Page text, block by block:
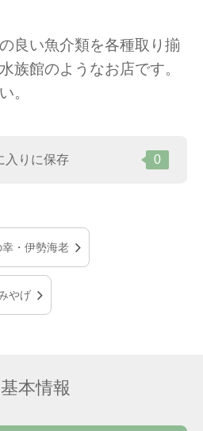
良い魚介類を各種取り揃
族館のようなお店です。
。
入りに保存 0
幸・伊勢海老
やげ
基本情報